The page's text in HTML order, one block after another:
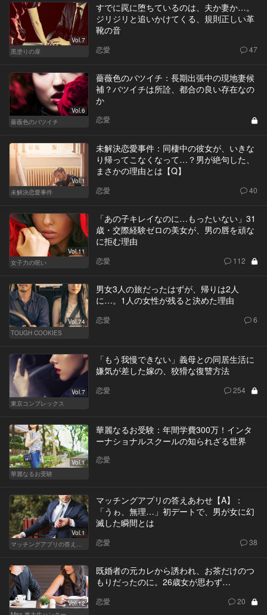
Vol.7
黒塗りの扉
すでに罠に堕ちているのは、夫か妻か…。
ジリジリと追いかけてくる、規則正しい革
靴の音
恋愛 47
Vol.6
薔薇色のバツイチ
薔薇色のバツイチ：長期出張中の現地妻候
補？バツイチは所詮、都合の良い存在なの
か
恋愛
Vol.1
未解決恋愛事件
未解決恋愛事件：同棲中の彼女が、いきな
り帰ってこなくなって…？男が絶句した、
まさかの理由とは【Q】
恋愛 40
Vol.11
女子力の呪い
「あの子キレイなのに…もったいない」31
歳・交際経験ゼロの美女が、男の唇を頑な
に拒む理由
恋愛 112
Vol.74
TOUGH COOKIES
男女3人の旅だったはずが、帰りは2人
に…。1人の女性が残ると決めた理由
恋愛 6
Vol.7
東京コンプレックス
「もう我慢できない」義母との同居生活に
嫌気が差した嫁の、狡猾な復讐方法
恋愛 254
Vol.1
華麗なるお受験
華麗なるお受験：年間学費300万！インタ
ーナショナルスクールの知られざる世界
恋愛
Vol.1
マッチングアプリの答えあわせ【A】：
「うゎ、無理…」初デートで、男が女に幻
滅した瞬間とは
恋愛 38
Vol.12
既婚者の元カレから誘われ、お茶だけのつ
もりだったのに。26歳女が思わず…
恋愛 20